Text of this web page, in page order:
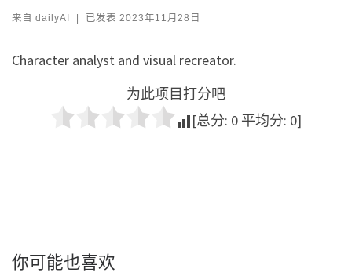
来自 dailyAI | 已发表 2023年11月28日
Character analyst and visual recreator.
为此项目打分吧
[总分: 0 平均分: 0]
你可能也喜欢